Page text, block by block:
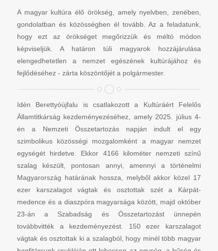
A magyar kultúra élő örökség, amely nyelvben, zenében,
gondolatban és közösségben él tovább. Az a feladatunk,
hogy ezt az örökséget megőrizzük és méltó módon
képviseljük. A határon túli magyarok hozzájárulása
elengedhetetlen a nemzet egészének kultúrájához és
fejlődéséhez - zárta köszöntőjét a polgármester.
Idén Berettyóújfalu is csatlakozott a Kultúráért Felelős
Államtitkárság kezdeményezéséhez, amely 2025. július 4-
én a Nemzeti Összetartozás napján indult el egy
szimbolikus közösségi mozgalomként a magyar nemzet
egységét hirdetve. Ekkor 4166 kilométer nemzeti színű
szalag készült, pontosan annyi, amennyi a történelmi
Magyarország határának hossza, melyből akkor közel 17
ezer karszalagot vágtak és osztottak szét a Kárpát-
medence és a diaszpóra magyarsága között, majd október
23-án a Szabadság és Összetartozást ünnepén
továbbvitték a kezdeményezést. 150 ezer karszalagot
vágtak és osztottak ki a szalagból, hogy minél több magyar